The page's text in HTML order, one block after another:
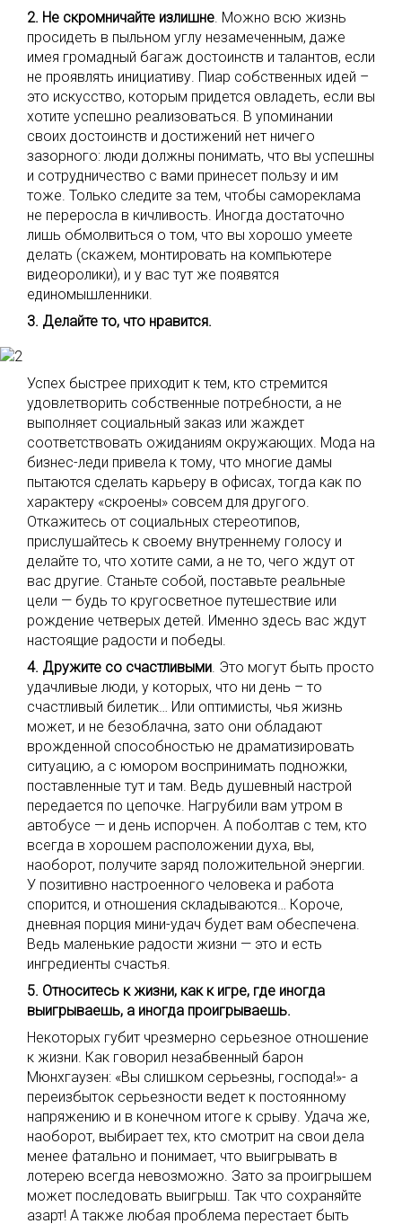
2. Не скромничайте излишне. Можно всю жизнь
просидеть в пыльном углу незамеченным, даже
имея громадный багаж достоинств и талантов, если
не проявлять инициативу. Пиар собственных идей –
это искусство, которым придется овладеть, если вы
хотите успешно реализоваться. В упоминании
своих достоинств и достижений нет ничего
зазорного: люди должны понимать, что вы успешны
и сотрудничество с вами принесет пользу и им
тоже. Только следите за тем, чтобы самореклама
не переросла в кичливость. Иногда достаточно
лишь обмолвиться о том, что вы хорошо умеете
делать (скажем, монтировать на компьютере
видеоролики), и у вас тут же появятся
единомышленники.
3. Делайте то, что нравится.
Успех быстрее приходит к тем, кто стремится
удовлетворить собственные потребности, а не
выполняет социальный заказ или жаждет
соответствовать ожиданиям окружающих. Мода на
бизнес-леди привела к тому, что многие дамы
пытаются сделать карьеру в офисах, тогда как по
характеру «скроены» совсем для другого.
Откажитесь от социальных стереотипов,
прислушайтесь к своему внутреннему голосу и
делайте то, что хотите сами, а не то, чего ждут от
вас другие. Станьте собой, поставьте реальные
цели — будь то кругосветное путешествие или
рождение четверых детей. Именно здесь вас ждут
настоящие радости и победы.
4. Дружите со счастливыми. Это могут быть просто
удачливые люди, у которых, что ни день – то
счастливый билетик… Или оптимисты, чья жизнь
может, и не безоблачна, зато они обладают
врожденной способностью не драматизировать
ситуацию, а с юмором воспринимать подножки,
поставленные тут и там. Ведь душевный настрой
передается по цепочке. Нагрубили вам утром в
автобусе — и день испорчен. А поболтав с тем, кто
всегда в хорошем расположении духа, вы,
наоборот, получите заряд положительной энергии.
У позитивно настроенного человека и работа
спорится, и отношения складываются… Короче,
дневная порция мини-удач будет вам обеспечена.
Ведь маленькие радости жизни — это и есть
ингредиенты счастья.
5. Относитесь к жизни, как к игре, где иногда
выигрываешь, а иногда проигрываешь.
Некоторых губит чрезмерно серьезное отношение
к жизни. Как говорил незабвенный барон
Мюнхгаузен: «Вы слишком серьезны, господа!»- а
переизбыток серьезности ведет к постоянному
напряжению и в конечном итоге к срыву. Удача же,
наоборот, выбирает тех, кто смотрит на свои дела
менее фатально и понимает, что выигрывать в
лотерею всегда невозможно. Зато за проигрышем
может последовать выигрыш. Так что сохраняйте
азарт! А также любая проблема перестает быть